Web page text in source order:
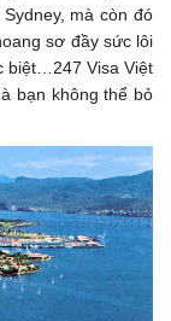
mà còn đó
sơ đầy sức lôi
biệt…247 Visa Việt
bạn không thể bỏ